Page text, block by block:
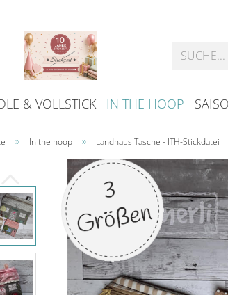
& VOLLSTICK IN THE HOOP
» In the hoop » Landhaus Tasche - ITH-Stickdatei